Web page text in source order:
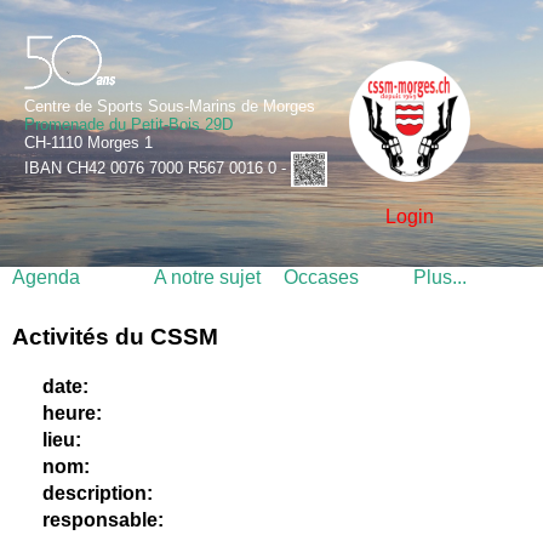
Centre de Sports Sous-Marins de Morges
Promenade du Petit-Bois 29D
CH-1110 Morges 1
IBAN CH42 0076 7000 R567 0016 0 -
Login
Agenda A notre sujet Occases Plus...
Activités du CSSM
date:
heure:
lieu:
nom:
description:
responsable: